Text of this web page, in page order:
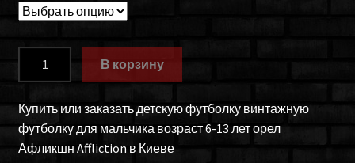
для
мальчика
Affliction
В корзину
Купить или заказать детскую футболку винтажную
футболку для мальчика возраст 6-13 лет орел
Афликшн Affliction в Киеве